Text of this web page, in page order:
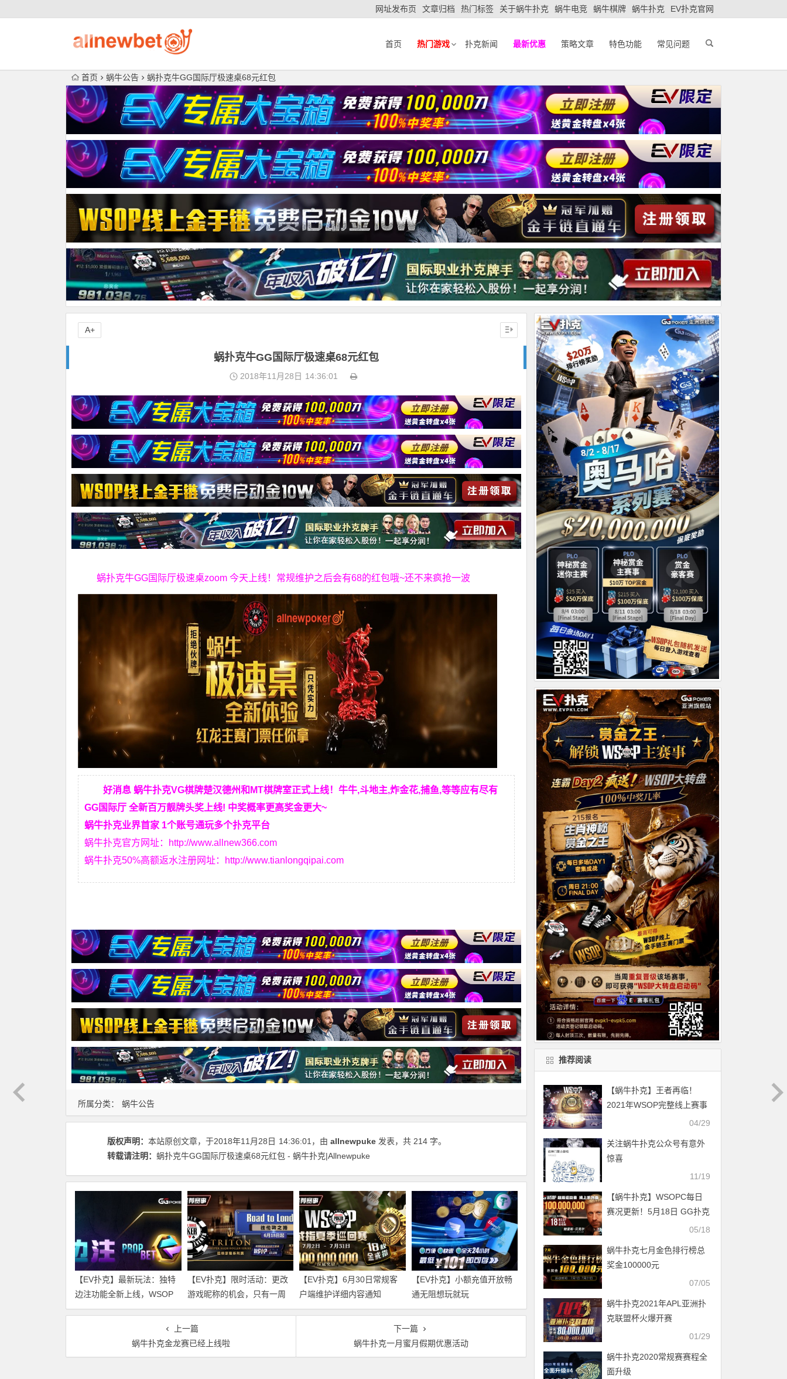
网址发布页 文章归档 热门标签 关于蜗牛扑克 蜗牛电竞 蜗牛棋牌 蜗牛扑克 EV扑克官网
首页 热门游戏 扑克新闻 最新优惠 策略文章 特色功能 常见问题
首页 蜗牛公告 蜗扑克牛GG国际厅极速桌68元红包
蜗扑克牛GG国际厅极速桌68元红包
2018年11月28日 14:36:01
蜗扑克牛GG国际厅极速桌zoom 今天上线！常规维护之后会有68的红包哦~还不来疯抢一波
好消息 蜗牛扑克VG棋牌楚汉德州和MT棋牌室正式上线！牛牛,斗地主,炸金花,捕鱼,等等应有尽有
GG国际厅 全新百万靓牌头奖上线! 中奖概率更高奖金更大~
蜗牛扑克业界首家 1个账号通玩多个扑克平台
蜗牛扑克官方网址：
http://www.allnew366.com
蜗牛扑克50%高额返水注册网址：
http://www.tianlongqipai.com
A+
所属分类： 蜗牛公告
版权声明： 本站原创文章，于2018年11月28日 14:36:01 ，由 allnewpuke 发表，共 214 字。
转载请注明： 蜗扑克牛GG国际厅极速桌68元红包 - 蜗牛扑克|Allnewpuke
【EV扑克】最新玩法：独特
边注功能全新上线，WSOP
现场旁观者最火玩法！
【EV扑克】限时活动：更改
游戏昵称的机会，只有一周
时间
【EV扑克】6月30日常规客
户端维护详细内容通知
【EV扑克】小额充值开放畅
通无阻想玩就玩
上一篇
蜗牛扑克金龙赛已经上线啦
下一篇
蜗牛扑克一月蜜月假期优惠活动
推荐阅读
【蜗牛扑克】王者再临！
2021年WSOP完整线上赛事
04/29
关注蜗牛扑克公众号有意外
惊喜
11/19
【蜗牛扑克】WSOPC每日
赛况更新！5月18日 GG扑克
玩家勇夺WSOP冠军戒指05/18
蜗牛扑克七月金色排行榜总
奖金100000元
07/05
蜗牛扑克2021年APL亚洲扑
克联盟杯火爆开赛
01/29
蜗牛扑克2020常规赛赛程全
面升级